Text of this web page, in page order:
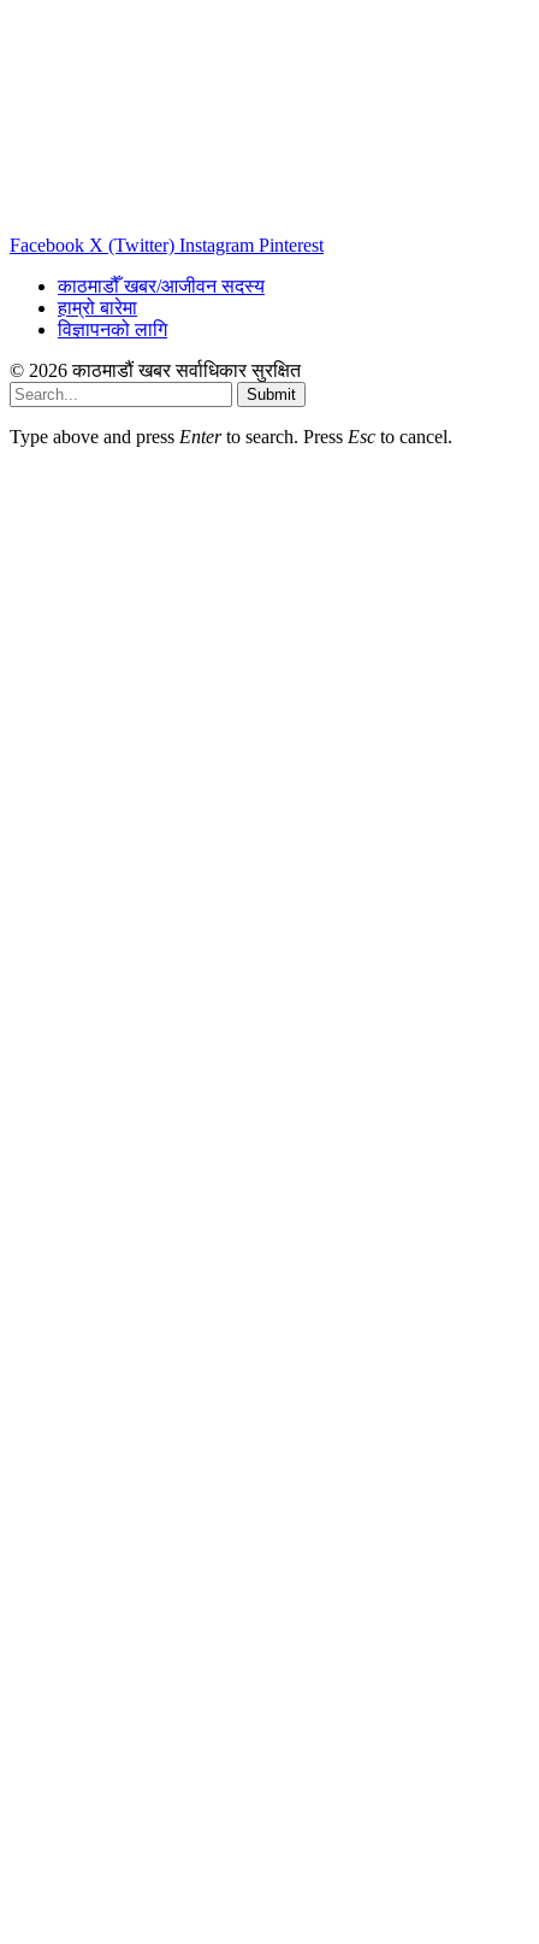
Facebook X (Twitter) Instagram Pinterest
काठमाडौँ खबर/आजीवन सदस्य
हाम्रो बारेमा
विज्ञापनको लागि
© 2026 काठमाडौं खबर सर्वाधिकार सुरक्षित
Submit
Type above and press Enterto search. Press Esc to cancel.